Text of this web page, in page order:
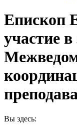
Епископ
участие в
Вы здесь: